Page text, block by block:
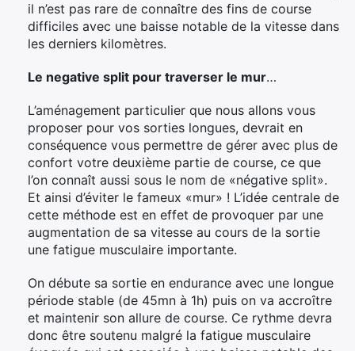
il n’est pas rare de connaître des fins de course
difficiles avec une baisse notable de la vitesse dans
les derniers kilomètres.
Le negative split pour traverser le mur…
L’aménagement particulier que nous allons vous
proposer pour vos sorties longues, devrait en
conséquence vous permettre de gérer avec plus de
confort votre deuxième partie de course, ce que
l’on connaît aussi sous le nom de «négative split».
Et ainsi d’éviter le fameux «mur» ! L’idée centrale de
cette méthode est en effet de provoquer par une
augmentation de sa vitesse au cours de la sortie
une fatigue musculaire importante.
On débute sa sortie en endurance avec une longue
période stable (de 45mn à 1h) puis on va accroître
et maintenir son allure de course. Ce rythme devra
donc être soutenu malgré la fatigue musculaire